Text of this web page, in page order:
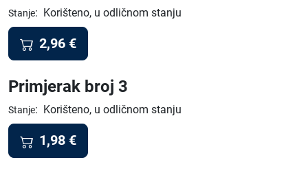
Stanje: Korišteno, u odličnom stanju
2,96 €
Primjerak broj 3
Stanje: Korišteno, u odličnom stanju
1,98 €